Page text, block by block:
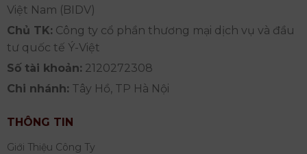
Việt Nam (BIDV)
Chủ TK: Công ty cổ phần thương mại dịch vụ và đầu
tư quốc tế Ý-Việt
Số tài khoản: 2120272308
Chi nhánh: Tây Hồ, TP Hà Nội
THÔNG TIN
Giới Thiệu Công Ty